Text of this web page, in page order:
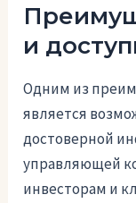
и
Одним из
является
достоверной
управляющей
инвесторам и